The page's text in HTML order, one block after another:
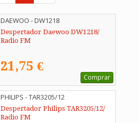
DAEWOO - DW1218
Despertador Daewoo DW1218/
Radio FM
21,75 €
Comprar
PHILIPS - TAR3205/12
Despertador Philips TAR3205/12/
Radio FM